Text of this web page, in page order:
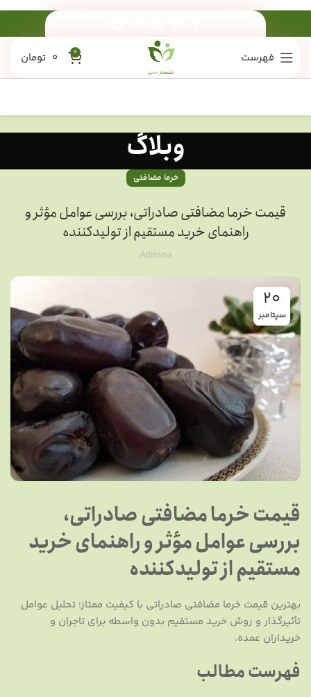
فهرست 0
0 تومان
وبلاگ
خرما مضافتی
قیمت خرما مضافتی صادراتی، بررسی عوامل مؤثر و
راهنمای خرید مستقیم از تولیدکننده
Admina
20
سپتامبر
قیمت خرما مضافتی صادراتی،
بررسی عوامل مؤثر و راهنمای خرید
مستقیم از تولیدکننده
بهترین قیمت خرما مضافتی صادراتی با کیفیت ممتاز؛ تحلیل عوامل
تأثیرگذار و روش خرید مستقیم بدون واسطه برای تاجران و
خریداران عمده.
فهرست مطالب